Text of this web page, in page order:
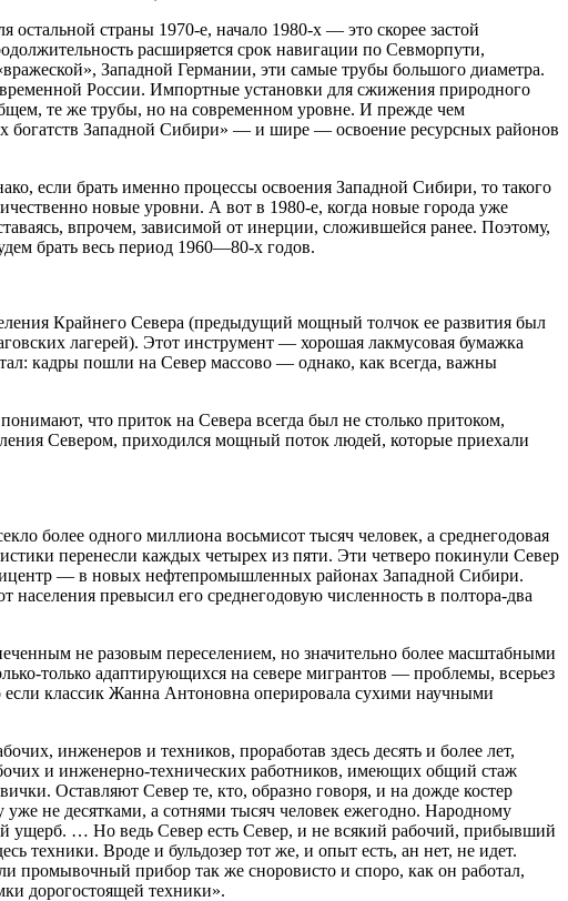
страны 1970-е, начало 1980-х — это скорее застой
расширяется срок навигации по Севморпути,
Западной Германии, эти самые трубы большого диаметра.
России. Импортные установки для сжижения природного
те же трубы, но на современном уровне. И прежде чем
богатств Западной Сибири» — и шире — освоение ресурсных районов
если брать именно процессы освоения Западной Сибири, то такого
новые уровни. А вот в 1980-е, когда новые города уже
впрочем, зависимой от инерции, сложившейся ранее. Поэтому,
брать весь период 1960—80-х годов.
Крайнего Севера (предыдущий мощный толчок ее развития был
лагерей). Этот инструмент — хорошая лакмусовая бумажка
кадры пошли на Север массово — однако, как всегда, важны
что приток на Севера всегда был не столько притоком,
Севером, приходился мощный поток людей, которые приехали
более одного миллиона восьмисот тысяч человек, а среднегодовая
перенесли каждых четырех из пяти. Эти четверо покинули Север
— в новых нефтепромышленных районах Западной Сибири.
превысил его среднегодовую численность в полтора-два
не разовым переселением, но значительно более масштабными
только адаптирующихся на севере мигрантов — проблемы, всерьез
классик Жанна Антоновна оперировала сухими научными
инженеров и техников, проработав здесь десять и более лет,
и инженерно-технических работников, имеющих общий стаж
Оставляют Север те, кто, образно говоря, и на дожде костер
не десятками, а сотнями тысяч человек ежегодно. Народному
ущерб. … Но ведь Север есть Север, и не всякий рабочий, прибывший
техники. Вроде и бульдозер тот же, и опыт есть, ан нет, не идет.
промывочный прибор так же сноровисто и споро, как он работал,
дорогостоящей техники».